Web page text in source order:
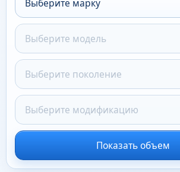
Показать объем